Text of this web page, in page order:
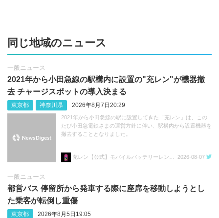
同じ地域のニュース
一般ニュース
2021年から小田急線の駅構内に設置の"充レン"が機器撤
去 チャージスポットの導入決まる
東京都 神奈川県 2026年8月7日20:29
2021年から小田急線の駅に設置してきた「充レン」は、この
たび小田急電鉄さまの運営方針に伴い、駅構内から設置機器を
撤去することとなりました。
2026-08-07
一般ニュース
都営バス 停留所から発車する際に座席を移動しようとし
た乗客が転倒し重傷
東京都 2026年8月5日19:05